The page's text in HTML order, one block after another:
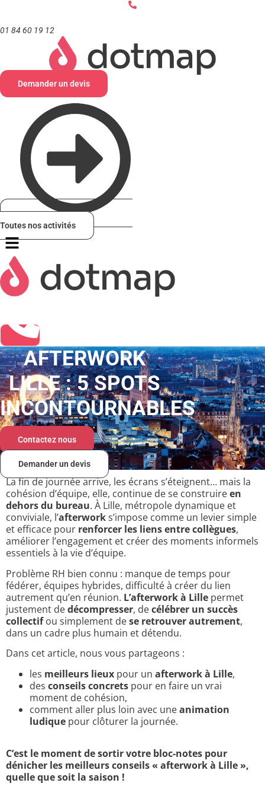
contenu
01 84 60 19 12
Demander un devis
Toutes nos activités
AFTERWORK
LILLE : 5 SPOTS
INCONTOURNABLES
Contactez nous
Demander un devis
La fin de journée arrive, les écrans s’éteignent… mais la
cohésion d’équipe, elle, continue de se construireen
dehors du bureau. À Lille, métropole dynamique et
conviviale, l’afterworks’impose comme un levier simple
et efficace pour renforcer les liens entre collègues,
améliorer l’engagement et créer des moments informels
essentiels à la vie d’équipe.
Problème RH bien connu : manque de temps pour
fédérer, équipes hybrides, difficulté à créer du lien
autrement qu’en réunion. L’afterwork à Lille permet
justement dedécompresser, decélébrer un succès
collectifou simplement dese retrouver autrement,
dans un cadre plus humain et détendu.
Dans cet article, nous vous partageons :
les meilleurs lieux pour un afterwork à Lille,
des conseils concrets pour en faire un vrai
moment de cohésion,
comment aller plus loin avec uneanimation
ludique pour clôturer la journée.
C’est le moment de sortir votre bloc-notes pour
dénicher les meilleurs conseils « afterwork à Lille »,
quelle que soit la saison !